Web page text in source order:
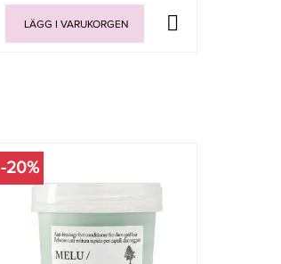
LÄGG I VARUKORGEN
-20%